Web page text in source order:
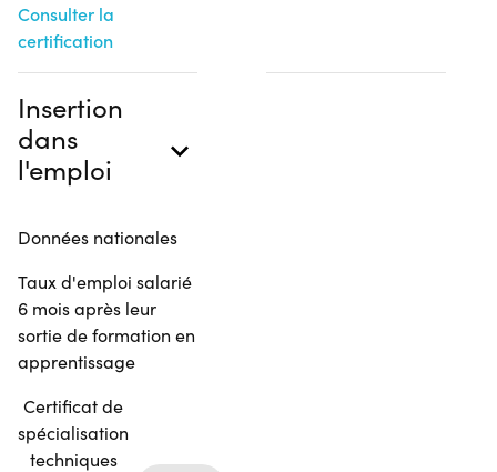
Consulter la
certification
Insertion
dans
l'emploi
Données nationales
Taux d'emploi salarié
6 mois après leur
sortie de formation en
apprentissage
Certificat de
spécialisation
techniques